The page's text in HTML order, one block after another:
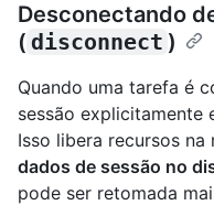
Desconectando
( disconnect )
Quando uma tarefa é
sessão explicitamente
Isso libera recursos na
dados de sessão no
pode ser retomada